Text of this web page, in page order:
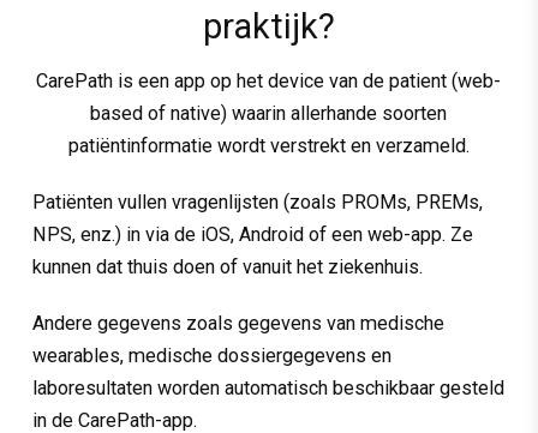
praktijk?
CarePath is een app op het device van de patient (web-
based of native) waarin allerhande soorten
patiëntinformatie wordt verstrekt en verzameld.
Patiënten vullen vragenlijsten (zoals PROMs, PREMs,
NPS, enz.) in via de iOS, Android of een web-app. Ze
kunnen dat thuis doen of vanuit het ziekenhuis.
Andere gegevens zoals gegevens van medische
wearables, medische dossiergegevens en
laboresultaten worden automatisch beschikbaar gesteld
in de CarePath-app.